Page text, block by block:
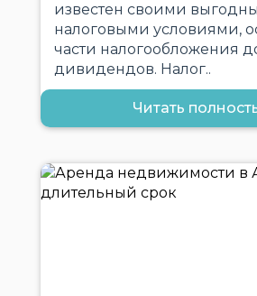
известен своими
налоговыми условиями,
части налогообложения
дивидендов. Налог..
Читать